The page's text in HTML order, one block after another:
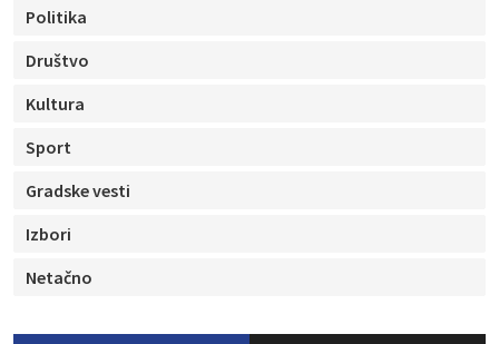
Politika
Društvo
Kultura
Sport
Gradske vesti
Izbori
Netačno